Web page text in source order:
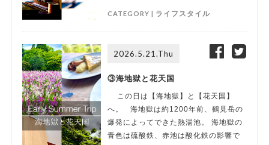
CATEGORY | ライフスタイル
2026.5.21.Thu
③海地獄と花天国
この日は【海地獄】と【花天国】
へ。 海地獄は約1200年前、鶴見岳の
爆発によってできた熱湯池。 海地獄の
青色は硫酸鉄、赤池は酸化鉄の影響で